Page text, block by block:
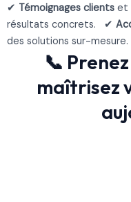
✔ Témoignages clients et
résultats concrets. ✔
des solutions sur-mesure.
maîtrisez